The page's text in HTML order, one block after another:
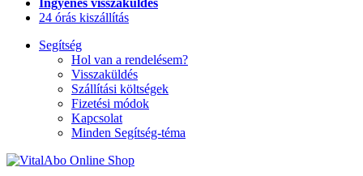
Ingyenes visszaküldés
24 órás kiszállítás
Segítség
Hol van a rendelésem?
Visszaküldés
Szállítási költségek
Fizetési módok
Kapcsolat
Minden Segítség-téma